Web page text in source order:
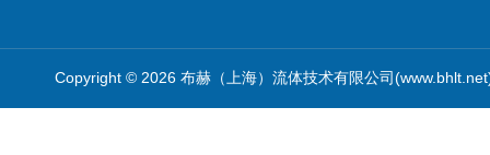
Copyright © 2026 布赫（上海）流体技术有限公司